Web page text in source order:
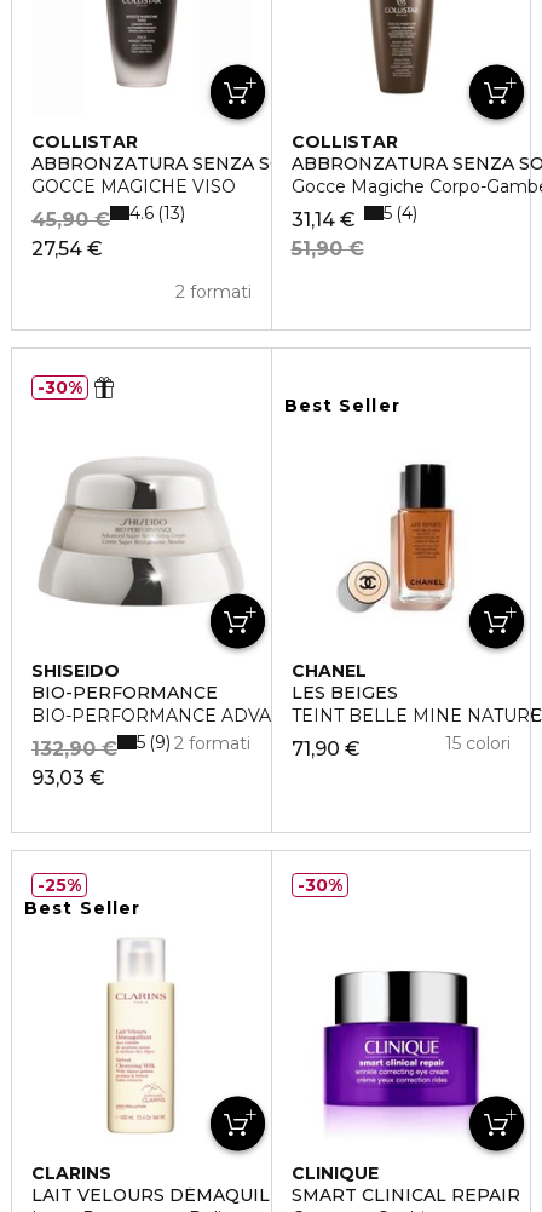
COLLISTAR
ABBRONZATURA SENZA SOLE
GOCCE MAGICHE VISO
27,54 €
45,90 €
2 formati
4.6 13
COLLISTAR
ABBRONZATURA SENZA
Gocce Magiche Corpo-
31,14 €
51,90 €
5 4
SHISEIDO
BIO-PERFORMANCE
BIO-PERFORMANCE ADVANCED SUPER REVITALIZING
93,03 €
132,90 € 2 formati
5 9
30%
Best Seller
CHANEL
LES BEIGES
TEINT BELLE MINE
71,90 € 15 colori
Best Seller
CLARINS
LAIT VELOURS DÉMAQUILLANT
25%
CLINIQUE
SMART CLINICAL REPAIR
30%